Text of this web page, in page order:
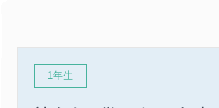
1年生